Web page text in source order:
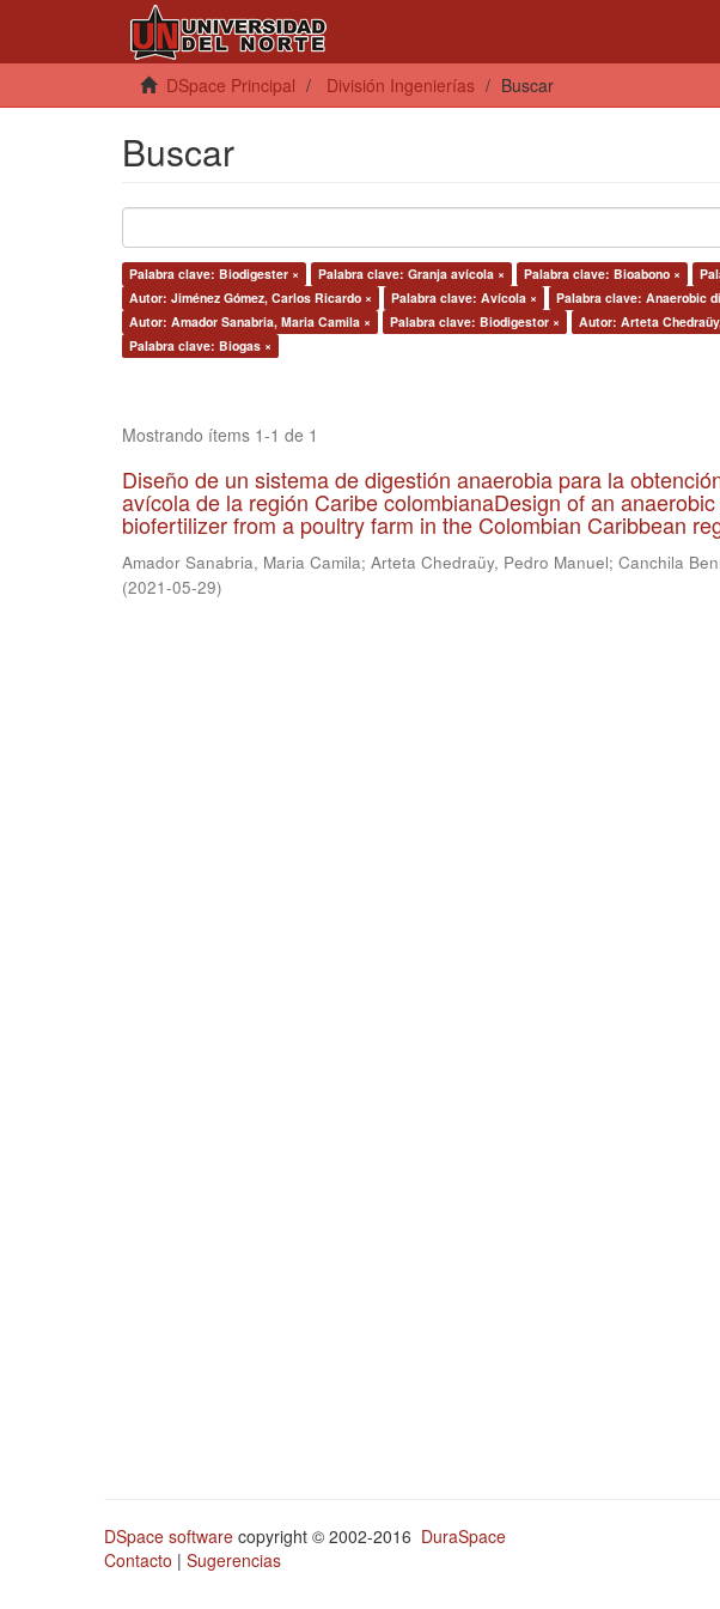
DSpace Principal División Ingenierías Buscar
Buscar
Palabra clave: Biodigester × Palabra clave: Granja avícola × Palabra clave: Bioabono ×
Autor: Jiménez Gómez, Carlos Ricardo ×
Palabra clave: Avícola × Palabra clave: Anaerobic
Autor: Amador Sanabria, Maria Camila ×
Palabra clave: Biodigestor × Autor: Arteta
Palabra clave: Biogas ×
Mostrando ítems 1-1 de 1
Diseño de un sistema de digestión anaerobia para la
avícola de la región Caribe colombianaDesign of an
biofertilizer from a poultry farm in the Colombian Caribbean
Amador Sanabria, Maria Camila; Arteta Chedraüy, Pedro Manuel; Canchila
(2021-05-29)
DSpace software copyright © 2002-2016 DuraSpace
Contacto | Sugerencias